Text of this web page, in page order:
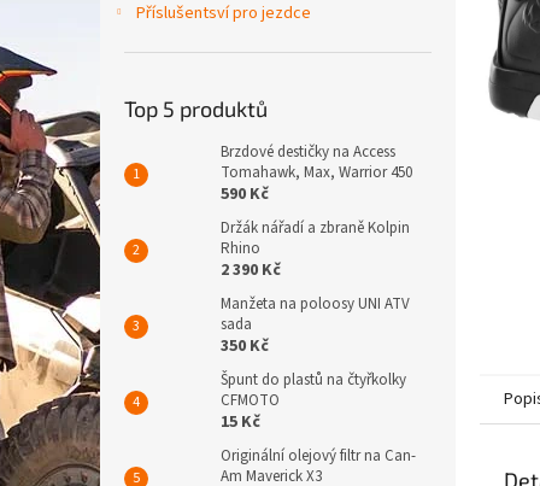
Příslušentsví pro jezdce
Top 5 produktů
Brzdové destičky na Access
Tomahawk, Max, Warrior 450
590 Kč
Držák nářadí a zbraně Kolpin
Rhino
2 390 Kč
Manžeta na poloosy UNI ATV
sada
350 Kč
Špunt do plastů na čtyřkolky
CFMOTO
15 Kč
Originální olejový filtr na Can-
Am Maverick X3